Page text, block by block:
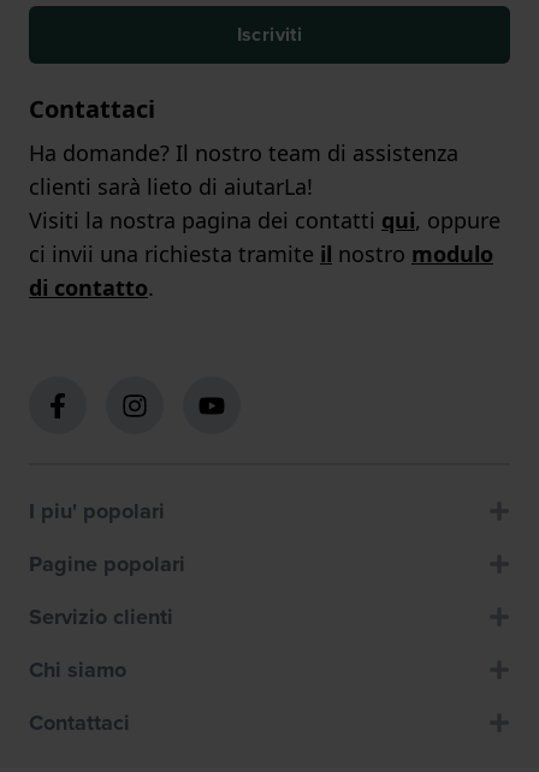
Iscriviti
Contattaci
Ha domande? Il nostro team di assistenza
clienti sarà lieto di aiutarLa!
Visiti la nostra pagina dei contatti qui, oppure
ci invii una richiesta tramite il nostro modulo
di contatto.
I piu' popolari
Pagine popolari
Servizio clienti
Chi siamo
Contattaci